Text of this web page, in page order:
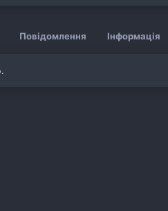
Повідомлення Інформація